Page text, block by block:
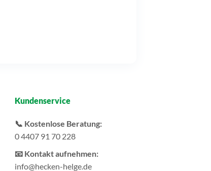
Kundenservice
📞 Kostenlose Beratung:
0 4407 91 70 228
📧 Kontakt aufnehmen:
info@hecken-helge.de